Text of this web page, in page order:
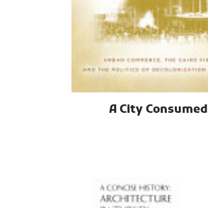
A City Consumed